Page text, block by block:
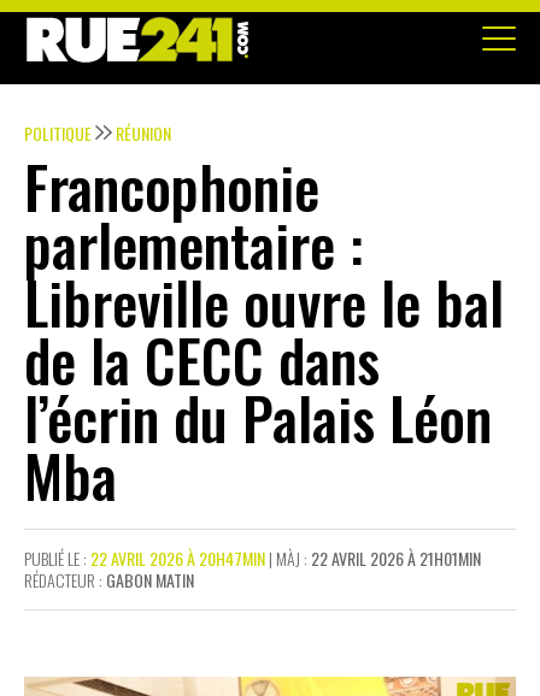
POLITIQUE RÉUNION
Francophonie
parlementaire :
Libreville ouvre le bal
de la CECC dans
l’écrin du Palais Léon
Mba
PUBLIÉ LE : 22 AVRIL 2026 À 20H47MIN| MÀJ : 22 AVRIL 2026 À 21H01MIN
RÉDACTEUR : GABON MATIN